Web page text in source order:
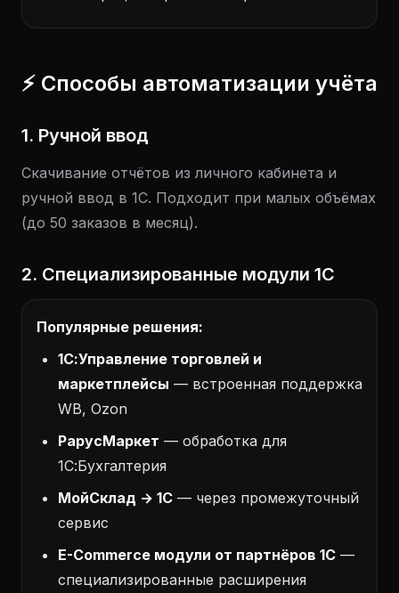
⚡ Способы автоматизации учёта
1. Ручной ввод
Скачивание отчётов из личного кабинета и
ручной ввод в 1С. Подходит при малых объёмах
(до 50 заказов в месяц).
2. Специализированные модули 1С
Популярные решения:
1С:Управление торговлей и
маркетплейсы — встроенная поддержка
WB, Ozon
РарусМаркет — обработка для
1С:Бухгалтерия
МойСклад → 1С — через промежуточный
сервис
E-Commerce модули от партнёров 1С —
специализированные расширения